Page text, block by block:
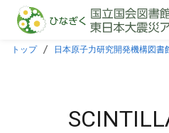
本文に飛ぶ
トップ 日本原子力研究開発機構図書